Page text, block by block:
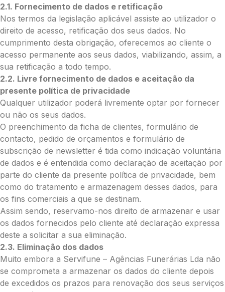
Grande (€115)
O seu nome*
Contacto telefónico*
O seu email *
Mensagem a constar no cartão
Pedidos/Informações adicionais
Total:
0.00
Enviar Flores (Paypal)
2.1. Fornecimento de dados e retificação
Nos termos da legislação aplicável assiste ao utilizador o
direito de acesso, retificação dos seus dados. No
cumprimento desta obrigação, oferecemos ao cliente o
acesso permanente aos seus dados, viabilizando, assim, a
sua retificação a todo tempo.
2.2. Livre fornecimento de dados e aceitação da
presente política de privacidade
Qualquer utilizador poderá livremente optar por fornecer
ou não os seus dados.
O preenchimento da ficha de clientes, formulário de
contacto, pedido de orçamentos e formulário de
subscrição de newsletter é tida como indicação voluntária
de dados e é entendida como declaração de aceitação por
parte do cliente da presente política de privacidade, bem
como do tratamento e armazenagem desses dados, para
os fins comerciais a que se destinam.
Assim sendo, reservamo-nos direito de armazenar e usar
os dados fornecidos pelo cliente até declaração expressa
deste a solicitar a sua eliminação.
2.3. Eliminação dos dados
Muito embora a Servifune – Agências Funerárias Lda não
se comprometa a armazenar os dados do cliente depois
de excedidos os prazos para renovação dos seus serviços